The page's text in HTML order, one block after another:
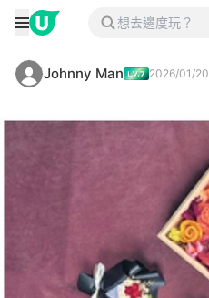
Johnny Man 2026/01/20